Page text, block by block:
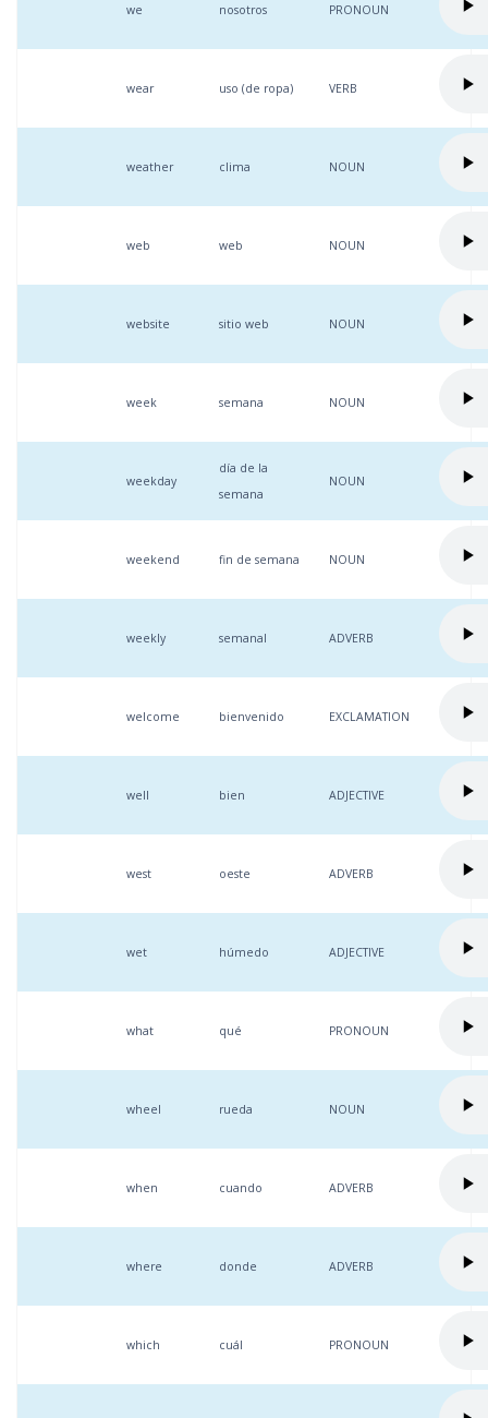
we nosotros PRONOUN
wear uso (de ropa) VERB
weather clima NOUN
web web NOUN
website sitio web NOUN
week semana NOUN
weekday
día de la
semana
NOUN
weekend fin de semana NOUN
weekly semanal ADVERB
welcome bienvenido EXCLAMATION
well bien ADJECTIVE
west oeste ADVERB
wet húmedo ADJECTIVE
what qué PRONOUN
wheel rueda NOUN
when cuando ADVERB
where donde ADVERB
which cuál PRONOUN